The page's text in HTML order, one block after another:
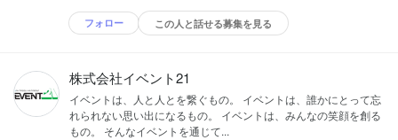
フォロー この人と話せる募集を見る
株式会社イベント21
イベントは、人と人とを繋ぐもの。 イベントは、誰かにとって忘
れられない思い出になるもの。 イベントは、みんなの笑顔を創る
もの。 そんなイベントを通じて...